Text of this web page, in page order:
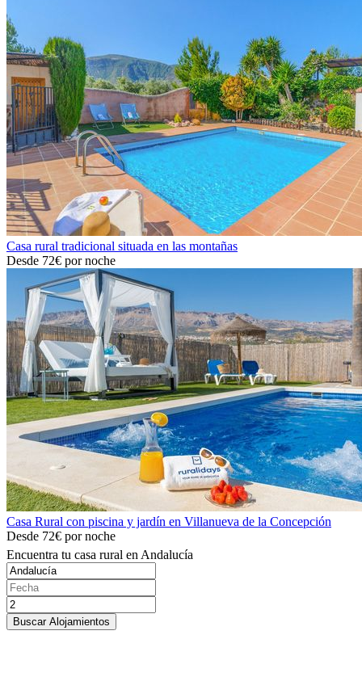
Casa rural tradicional situada en las montañas
Desde 72€ por noche
Casa Rural con piscina y jardín en Villanueva de la Concepción
Desde 72€ por noche
Encuentra tu casa rural en Andalucía
Buscar Alojamientos